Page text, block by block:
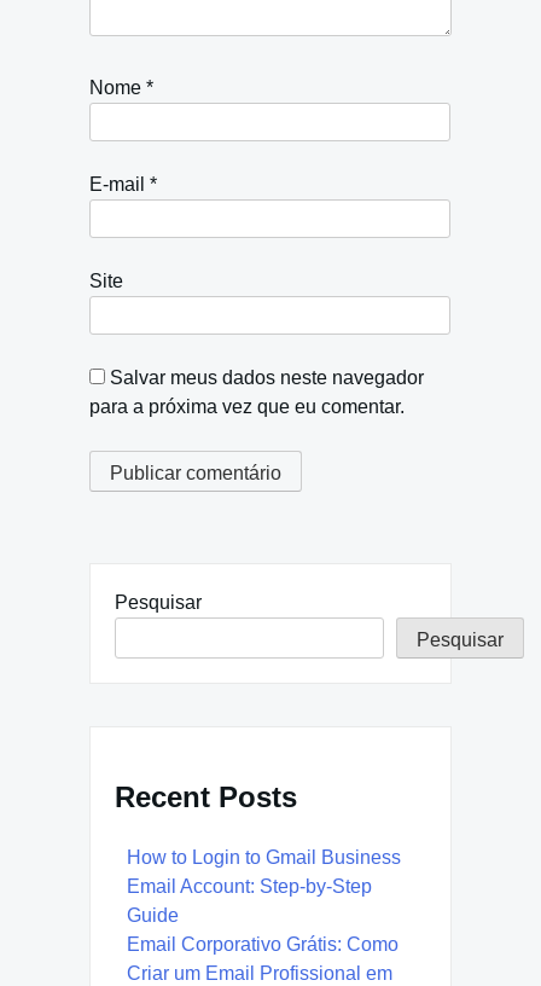
Nome *
E-mail *
Site
Salvar meus dados neste navegador
para a próxima vez que eu comentar.
Pesquisar
Pesquisar
Recent Posts
How to Login to Gmail Business
Email Account: Step-by-Step
Guide
Email Corporativo Grátis: Como
Criar um Email Profissional em